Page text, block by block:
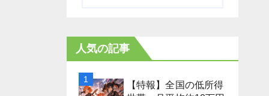
人気の記事
【特報】全国の低所得